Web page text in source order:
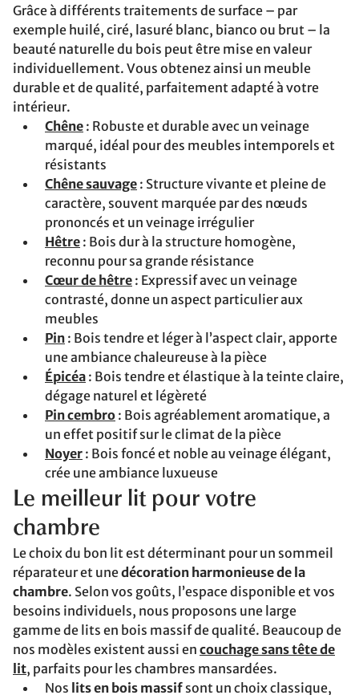
Grâce à différents traitements de surface – par
exemple huilé, ciré, lasuré blanc, bianco ou brut – la
beauté naturelle du bois peut être mise en valeur
individuellement. Vous obtenez ainsi un meuble
durable et de qualité, parfaitement adapté à votre
intérieur.
Chêne : Robuste et durable avec un veinage
marqué, idéal pour des meubles intemporels et
résistants
Chêne sauvage : Structure vivante et pleine de
caractère, souvent marquée par des nœuds
prononcés et un veinage irrégulier
Hêtre : Bois dur à la structure homogène,
reconnu pour sa grande résistance
Cœur de hêtre : Expressif avec un veinage
contrasté, donne un aspect particulier aux
meubles
Pin : Bois tendre et léger à l’aspect clair, apporte
une ambiance chaleureuse à la pièce
Épicéa : Bois tendre et élastique à la teinte claire,
dégage naturel et légèreté
Pin cembro : Bois agréablement aromatique, a
un effet positif sur le climat de la pièce
Noyer : Bois foncé et noble au veinage élégant,
crée une ambiance luxueuse
Le meilleur lit pour votre
chambre
Le choix du bon lit est déterminant pour un sommeil
réparateur et unedécoration harmonieuse de la
chambre. Selon vos goûts, l’espace disponible et vos
besoins individuels, nous proposons une large
gamme de lits en bois massif de qualité. Beaucoup de
nos modèles existent aussi en couchage sans tête de
lit, parfaits pour les chambres mansardées.
Nos lits en bois massif sont un choix classique,